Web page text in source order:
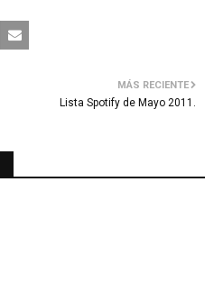
MÁS RECIENTE
Lista Spotify de Mayo 2011.